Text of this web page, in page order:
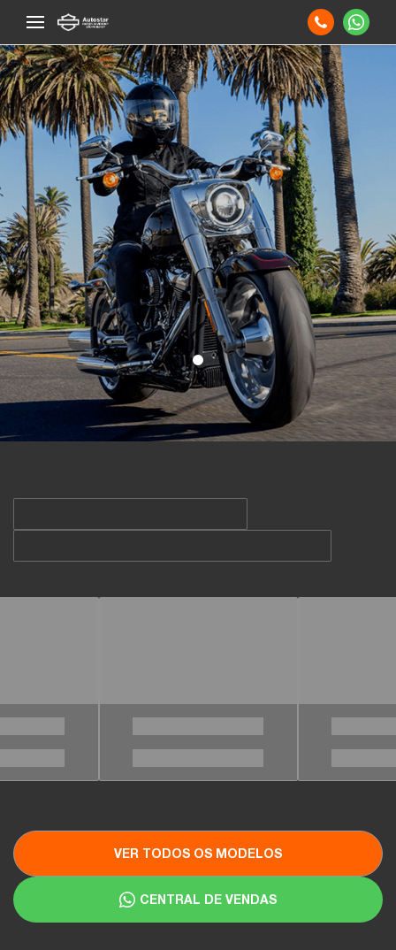
VER TODOS OS MODELOS
CENTRAL DE VENDAS